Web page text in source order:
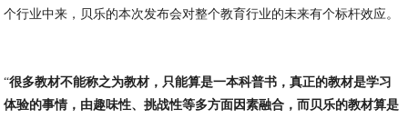
个行业中来，贝乐的本次发布会对整个教育行业的未来有个标杆效应。
“很多教材不能称之为教材，只能算是一本科普书，真正的教材是学习
体验的事情，由趣味性、挑战性等多方面因素融合，而贝乐的教材算是